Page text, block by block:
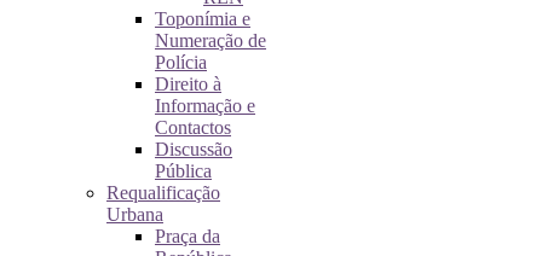
Toponímia e
Numeração de
Polícia
Direito à
Informação e
Contactos
Discussão
Pública
Requalificação
Urbana
Praça da